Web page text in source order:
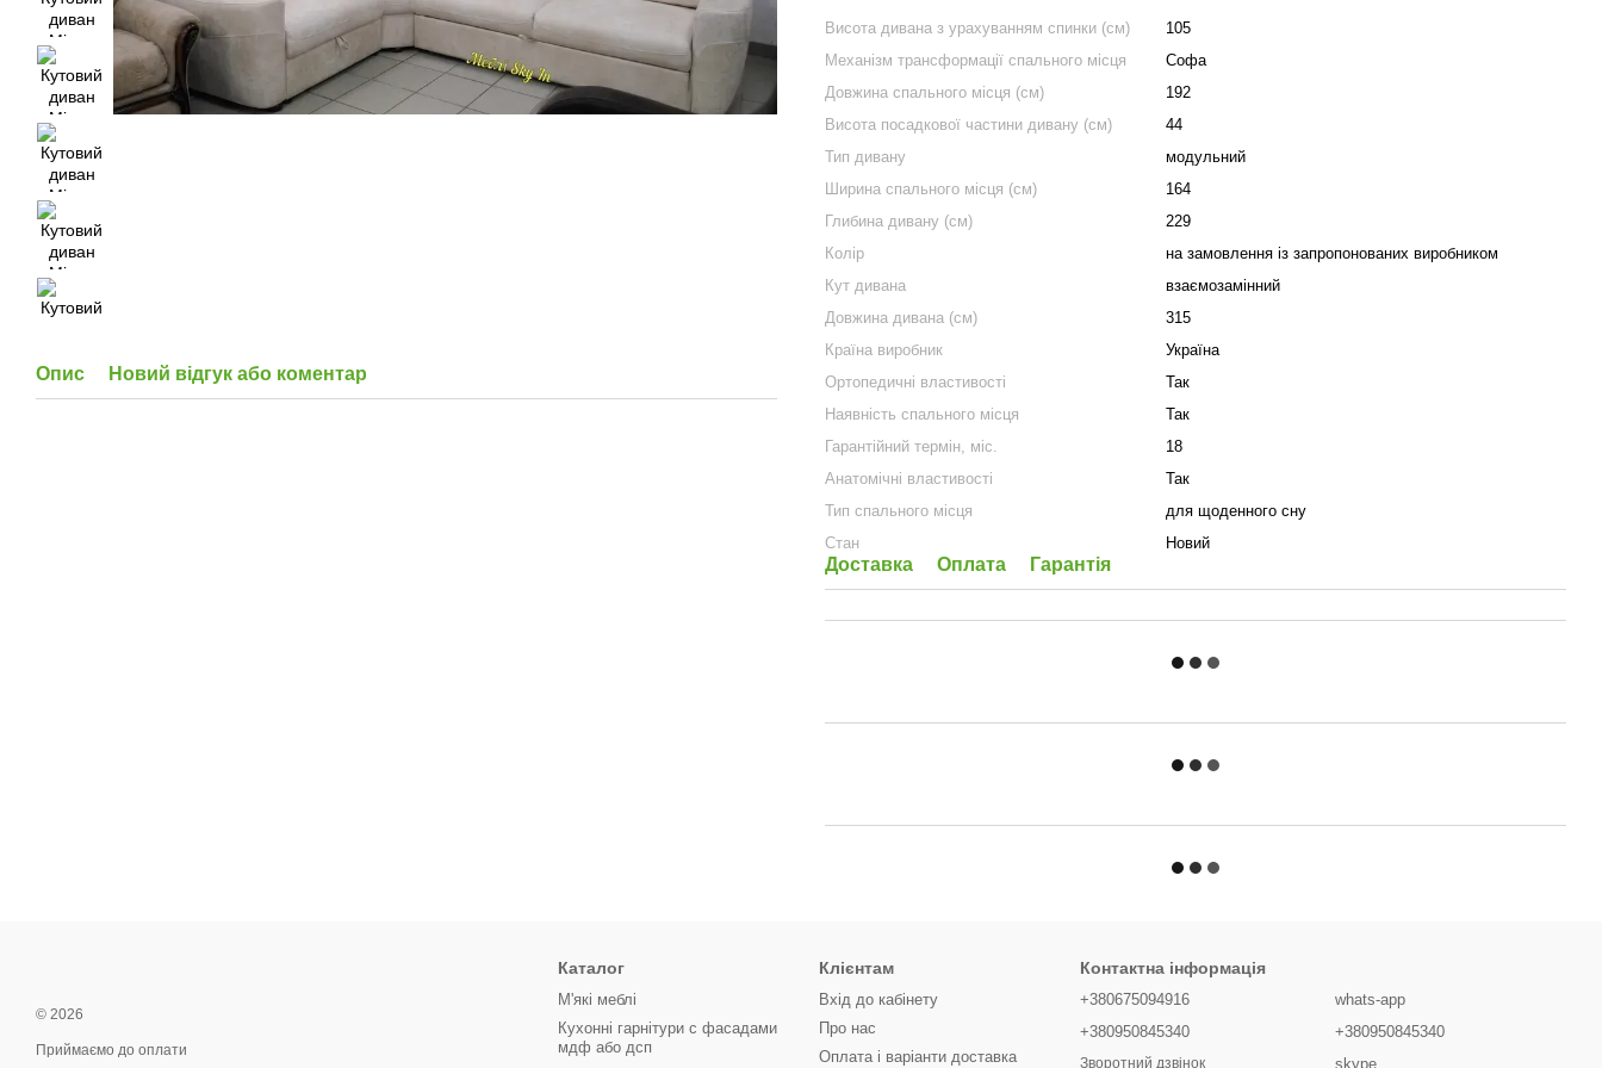
Опис Новий відгук або коментар
Висота дивана з урахуванням спинки (см)
105
Механізм трансформації спального місця
Софа
Довжина спального місця (см)
192
Висота посадкової частини дивану (см)
44
Тип дивану
модульний
Ширина спального місця (см)
164
Глибина дивану (см)
229
Колір
на замовлення із запропонованих виробником
Кут дивана
взаємозамінний
Довжина дивана (см)
315
Країна виробник
Україна
Ортопедичні властивості
Так
Наявність спального місця
Так
Гарантійний термін, міс.
18
Анатомічні властивості
Так
Тип спального місця
для щоденного сну
Стан
Новий
Доставка Оплата Гарантія
© 2026
Приймаємо до оплати
Каталог
М'які меблі
Кухонні гарнітури с фасадами
мдф або дсп
Клієнтам
Вхід до кабінету
Про нас
Оплата і варіанти доставка
Контактна інформація
+380675094916
+380950845340
Зворотний дзвінок
whats-app
+380950845340
skype